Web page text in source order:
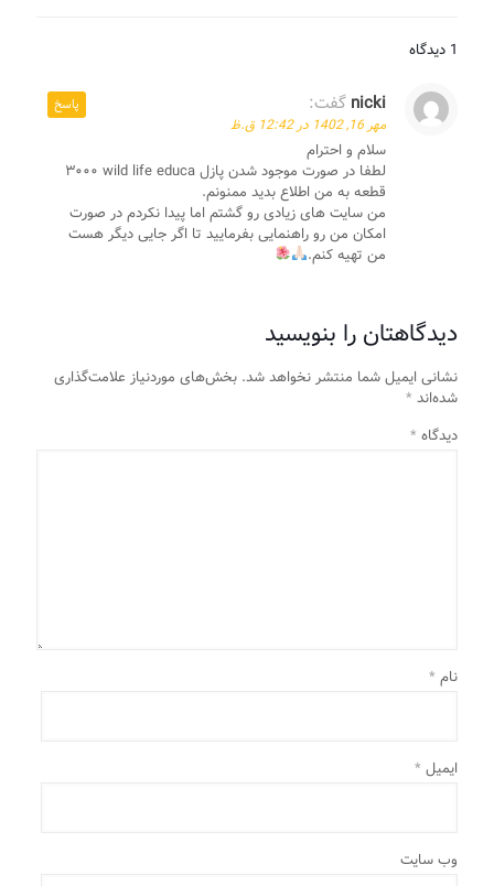
1 دیدگاه
nicki گفت:
مهر 16, 1402 در 12:42 ق.ظ
سلام و احترام
لطفا در صورت موجود شدن پازل wild life educa ٣٠٠٠
قطعه به من اطلاع بدید ممنونم.
من سایت های زیادی رو گشتم اما پیدا نکردم در صورت
امکان من رو راهنمایی بفرمایید تا اگر جایی دیگر هست
من تهیه کنم.
پاسخ
دیدگاهتان را بنویسید
نشانی ایمیل شما منتشر نخواهد شد. بخش‌های موردنیاز علامت‌گذاری
شده‌اند *
دیدگاه *
نام *
ایمیل *
وب‌ سایت